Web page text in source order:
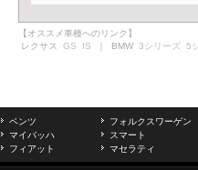
【オススメ車種へのリンク】
レクサス GS IS ｜ BMW 3シリーズ 5
ベンツ フォルクスワーゲン
マイバッハ
スマート
フィアット
マセラティ